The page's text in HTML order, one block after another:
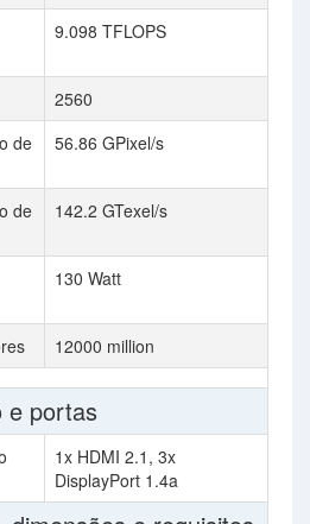
9.098 TFLOPS
2560
de
56.86 GPixel/s
de
142.2 GTexel/s
130 Watt
12000 million
e portas
1x HDMI 2.1, 3x
DisplayPort 1.4a